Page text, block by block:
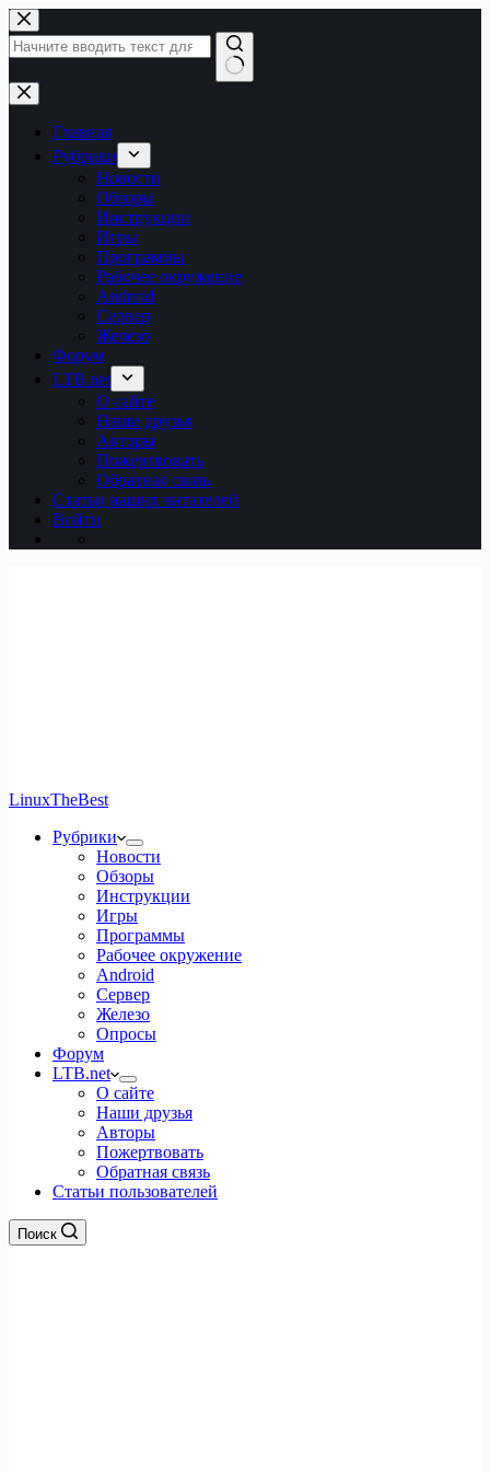
Перейти
к
сути
Ничего
не
найденоГлавная
Рубрики
Новости
Обзоры
Инструкции
Игры
Программы
Рабочее окружение
Android
Сервер
Железо
Форум
LTB.net
О сайте
Наши друзья
Авторы
Пожертвовать
Обратная связь
Статьи наших читателей
Войти
LinuxTheBest
Рубрики
Новости
Обзоры
Инструкции
Игры
Программы
Рабочее окружение
Android
Сервер
Железо
Опросы
Форум
LTB.net
О сайте
Наши друзья
Авторы
Пожертвовать
Обратная связь
Статьи пользователей
Поиск